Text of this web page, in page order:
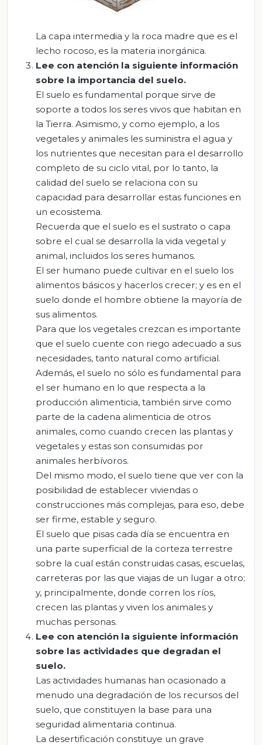
La capa intermedia y la roca madre que es el
lecho rocoso, es la materia inorgánica.
Lee con atención la siguiente información
sobre la importancia del suelo.
El suelo es fundamental porque sirve de
soporte a todos los seres vivos que habitan en
la Tierra. Asimismo, y como ejemplo, a los
vegetales y animales les suministra el agua y
los nutrientes que necesitan para el desarrollo
completo de su ciclo vital, por lo tanto, la
calidad del suelo se relaciona con su
capacidad para desarrollar estas funciones en
un ecosistema.
Recuerda que el suelo es el sustrato o capa
sobre el cual se desarrolla la vida vegetal y
animal, incluidos los seres humanos.
El ser humano puede cultivar en el suelo los
alimentos básicos y hacerlos crecer; y es en el
suelo donde el hombre obtiene la mayoría de
sus alimentos.
Para que los vegetales crezcan es importante
que el suelo cuente con riego adecuado a sus
necesidades, tanto natural como artificial.
Además, el suelo no sólo es fundamental para
el ser humano en lo que respecta a la
producción alimenticia, también sirve como
parte de la cadena alimenticia de otros
animales, como cuando crecen las plantas y
vegetales y estas son consumidas por
animales herbívoros.
Del mismo modo, el suelo tiene que ver con la
posibilidad de establecer viviendas o
construcciones más complejas, para eso, debe
ser firme, estable y seguro.
El suelo que pisas cada día se encuentra en
una parte superficial de la corteza terrestre
sobre la cual están construidas casas, escuelas,
carreteras por las que viajas de un lugar a otro;
y, principalmente, donde corren los ríos,
crecen las plantas y viven los animales y
muchas personas.
Lee con atención la siguiente información
sobre las actividades que degradan el
suelo.
Las actividades humanas han ocasionado a
menudo una degradación de los recursos del
suelo, que constituyen la base para una
seguridad alimentaria continua.
La desertificación constituye un grave